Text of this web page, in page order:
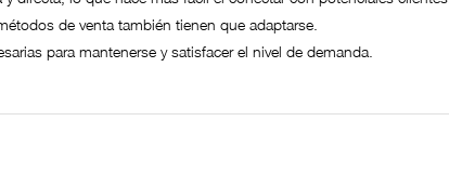
de venta también tienen que adaptarse.
para mantenerse y satisfacer el nivel de demanda.